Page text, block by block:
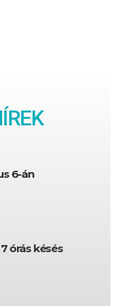
6-án
órás késés